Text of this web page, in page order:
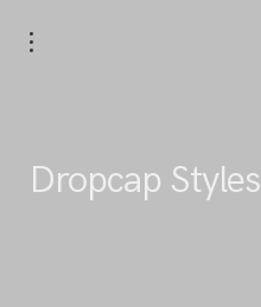
Dropcap Styles